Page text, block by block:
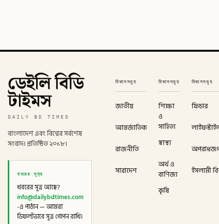
ডেইলি বিডি
টাইমস
DAILY BD TIMES
বাংলাদেশ এবং বিশ্বের সর্বশেষ
সংবাদ। প্রতিষ্ঠিত ২০১৮।
খবরের সূত্র
খবরের সূত্র আছে?
info@dailybdtimes.com
-এ পাঠান — আমরা
ডিফল্টভাবে সূত্র গোপন রাখি।
বিভাগসমূহ
জাতীয়
আন্তর্জাতিক
রাজনীতি
সারাদেশ
বিভাগসমূহ
শিক্ষা
ও
সাহিত্য
স্বাস্থ্য
অর্থ ও
বাণিজ্য
কৃষি
বিভাগসমূহ
ফিচার
ইসলামী